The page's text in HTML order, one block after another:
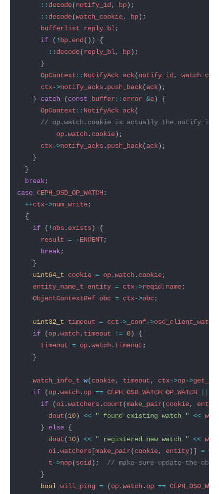
:: decode(notify_id, bp
:: decode(watch_cookie, bp
bufferlist
reply_bl
if ( ! bp. end
:: decode(reply_bl, bp
OpContext :: NotifyAck ack(notify_id,
ctx->notify_acks. push_back(ack
    }
catch (const buffer :: error &e
OpContext :: NotifyAck ack
op.watch. cookie
ctx->notify_acks. push_back(ack
break
case CEPH_OSD_OP_WATCH
++ctx->num_write
if ( ! obs. exists
result = -ENOENT
break
uint64_t
cookie = op.watch. cookie
entity_name_t
entity = ctx->reqid. name
ObjectContextRef obc = ctx->obc
uint32_t timeout = cct-> _conf->
if (op.watch. timeout != 0
timeout = op.watch. timeout
watch_info_t w(cookie, timeout, ctx->op->
if (op.watch. op == CEPH_OSD_WATCH_OP_WATCH
if (oi.watchers. count(make_pair(cookie,
dout(10) << " found existing watch " << w
      }
else
dout(10) << " registered new watch " << w
oi.watchers [make_pair(cookie, entity)] = w
t->nop(soid);
bool will_ping = (op.watch. op ==